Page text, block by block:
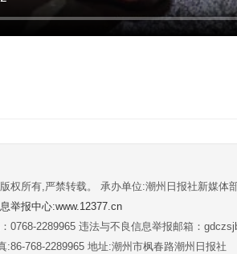
权所有,严禁转载。 承办单位:潮州日报社新媒体
举报中心:www.12377.cn
0768-2289965 违法与不良信息举报邮箱：
:86-768-2289965 地址:潮州市枫春路潮州日报社